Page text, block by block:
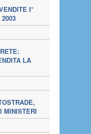
I°
LA
MINISTERI